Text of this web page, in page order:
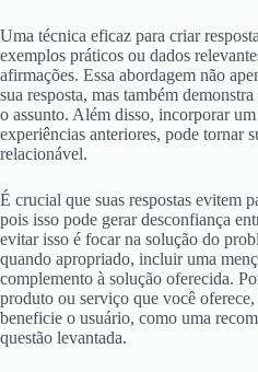
Uma técnica eficaz para criar
exemplos práticos ou dados
afirmações. Essa abordagem não
sua resposta, mas também
o assunto. Além disso, incorporar
experiências anteriores, pode tornar
relacionável.
É crucial que suas respostas evitem
pois isso pode gerar desconfiança
evitar isso é focar na solução do
quando apropriado, incluir uma
complemento à solução oferecida.
produto ou serviço que você
beneficie o usuário, como uma
questão levantada.